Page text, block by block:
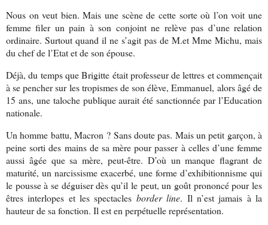
Nous on veut bien. Mais une scène de cette sorte où l’on voit une
femme filer un pain à son conjoint ne relève pas d’une relation
ordinaire. Surtout quand il ne s’agit pas de M.et Mme Michu, mais
du chef de l’Etat et de son épouse.
Déjà, du temps que Brigitte était professeur de lettres et commençait
à se pencher sur les tropismes de son élève, Emmanuel, alors âgé de
15 ans, une taloche publique aurait été sanctionnée par l’Education
nationale.
Un homme battu, Macron ? Sans doute pas. Mais un petit garçon, à
peine sorti des mains de sa mère pour passer à celles d’une femme
aussi âgée que sa mère, peut-être. D’où un manque flagrant de
maturité, un narcissisme exacerbé, une forme d’exhibitionnisme qui
le pousse à se déguiser dès qu’il le peut, un goût prononcé pour les
êtres interlopes et les spectacles border line. Il n’est jamais à la
hauteur de sa fonction. Il est en perpétuelle représentation.